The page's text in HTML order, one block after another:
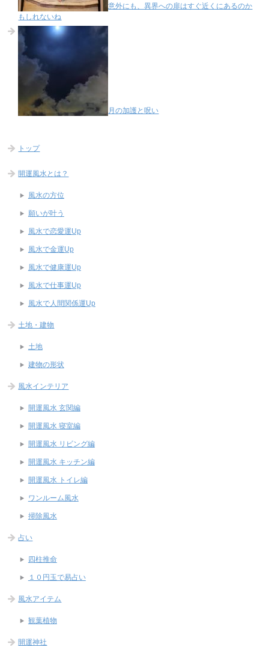
意外にも、異界への扉はすぐ近くにあるのか
もしれないね
月の加護と呪い
トップ
開運風水とは？
風水の方位
願いが叶う
風水で恋愛運Up
風水で金運Up
風水で健康運Up
風水で仕事運Up
風水で人間関係運Up
土地・建物
土地
建物の形状
風水インテリア
開運風水 玄関編
開運風水 寝室編
開運風水 リビング編
開運風水 キッチン編
開運風水 トイレ編
ワンルーム風水
掃除風水
占い
四柱推命
１０円玉で易占い
風水アイテム
観葉植物
開運神社